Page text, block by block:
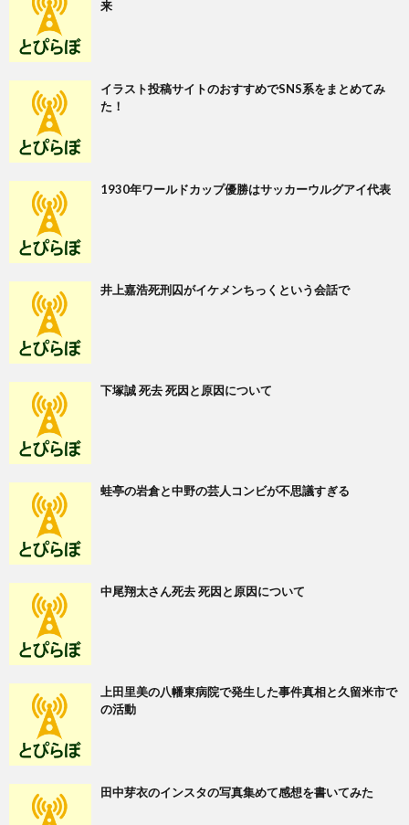
来
イラスト投稿サイトのおすすめでSNS系をまとめてみ
た！
1930年ワールドカップ優勝はサッカーウルグアイ代表
井上嘉浩死刑囚がイケメンちっくという会話で
下塚誠 死去 死因と原因について
蛙亭の岩倉と中野の芸人コンビが不思議すぎる
中尾翔太さん死去 死因と原因について
上田里美の八幡東病院で発生した事件真相と久留米市で
の活動
田中芽衣のインスタの写真集めて感想を書いてみた